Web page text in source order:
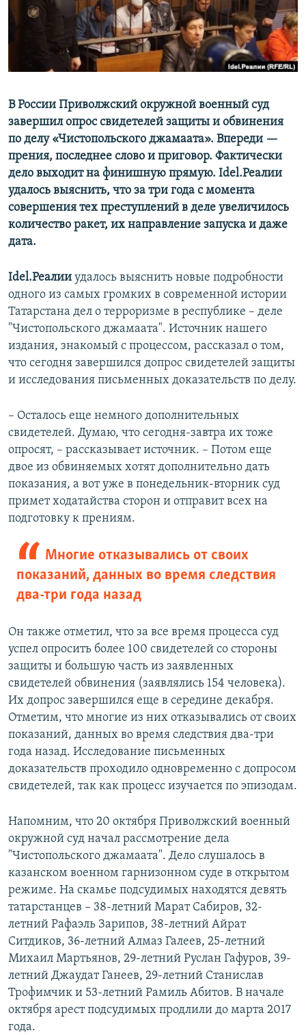
ПОБЕДИТЕЛЕЙ НЕ СУДЯТ?
КРЫМ.НЕПОКОРЕННЫЙ
ПРИСОЕДИНЯЙТЕСЬ!
Все сайты RFE/RL
В России Приволжский окружной военный суд
завершил опрос свидетелей защиты и обвинения
по делу «Чистопольского джамаата». Впереди —
прения, последнее слово и приговор. Фактически
дело выходит на финишную прямую. Idel.Реалии
удалось выяснить, что за три года с момента
совершения тех преступлений в деле увеличилось
количество ракет, их направление запуска и даже
дата.
Idel.Реалии удалось выяснить новые подробности
одного из самых громких в современной истории
Татарстана дел о терроризме в республике – деле
"Чистопольского джамаата". Источник нашего
издания, знакомый с процессом, рассказал о том,
что сегодня завершился допрос свидетелей защиты
и исследования письменных доказательств по делу.
– Осталось еще немного дополнительных
свидетелей. Думаю, что сегодня-завтра их тоже
опросят, – рассказывает источник. – Потом еще
двое из обвиняемых хотят дополнительно дать
показания, а вот уже в понедельник-вторник суд
примет ходатайства сторон и отправит всех на
подготовку к прениям.
Многие отказывались от своих
показаний, данных во время следствия
два-три года назад
Он также отметил, что за все время процесса суд
успел опросить более 100 свидетелей со стороны
защиты и большую часть из заявленных
свидетелей обвинения (заявлялись 154 человека).
Их допрос завершился еще в середине декабря.
Отметим, что многие из них отказывались от своих
показаний, данных во время следствия два-три
года назад. Исследование письменных
доказательств проходило одновременно с допросом
свидетелей, так как процесс изучается по эпизодам.
Напомним, что 20 октября Приволжский военный
окружной суд начал рассмотрение дела
"Чистопольского джамаата". Дело слушалось в
казанском военном гарнизонном суде в открытом
режиме. На скамье подсудимых находятся девять
татарстанцев – 38-летний Марат Сабиров, 32-
летний Рафаэль Зарипов, 38-летний Айрат
Ситдиков, 36-летний Алмаз Галеев, 25-летний
Михаил Мартьянов, 29-летний Руслан Гафуров, 39-
летний Джаудат Ганеев, 29-летний Станислав
Трофимчик и 53-летний Рамиль Абитов. В начале
октября арест подсудимых продлили до марта 2017
года.